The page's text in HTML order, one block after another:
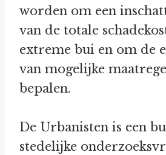
worden om een
van de totale
extreme bui en om de
van mogelijke
bepalen.
De Urbanisten is een
stedelijke